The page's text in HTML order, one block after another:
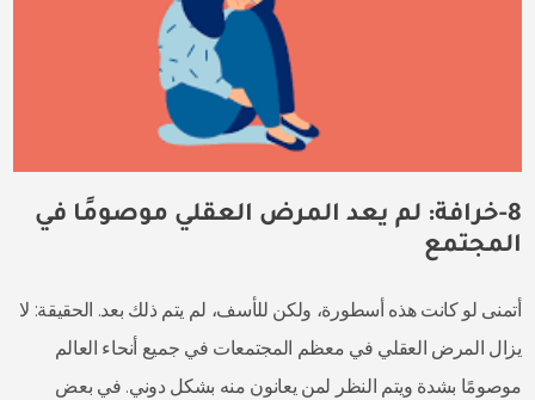
8-خرافة: لم يعد المرض العقلي موصومًا في
المجتمع
أتمنى لو كانت هذه أسطورة، ولكن للأسف، لم يتم ذلك بعد. الحقيقة: لا
يزال المرض العقلي في معظم المجتمعات في جميع أنحاء العالم
موصومًا بشدة ويتم النظر لمن يعانون منه بشكل دوني. في بعض